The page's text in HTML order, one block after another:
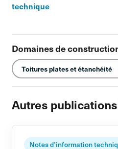
technique
Domaines de
Toitures plates et étanchéité
Autres
Notes d’information